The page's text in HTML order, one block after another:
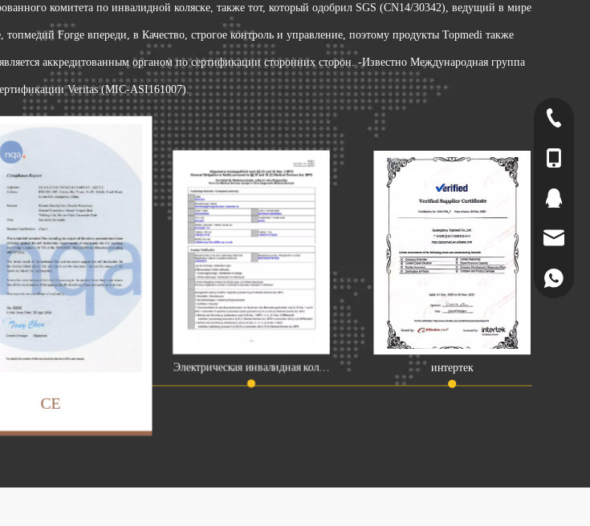
комитета по инвалидной коляске, также тот, который одобрил SGS (CN14/30342), ведущий в мире
Forge впереди, в Качество, строгое контроль и управление, поэтому продукты Topmedi также
аккредитованным органом по сертификации сторонних сторон. -Известно Международная группа
Veritas (MIC-ASI161007).
CE
интертек
+86-20-
+86-